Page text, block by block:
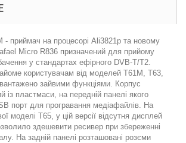
- приймач на процесорі Ali3821p та новому
Micro R836 призначений для прийому
у стандартах ефірного DVB-T/T2.
користувачам від моделей T61M, T63,
зайвими функціями. Корпус
із пластмаси, на передній панелі якого
порт для програвання медіафайлів. На
моделі T65, у цій версії відсутня дисплей
здешевити ресивер при збереженні
На задній панелі розташовані розєми